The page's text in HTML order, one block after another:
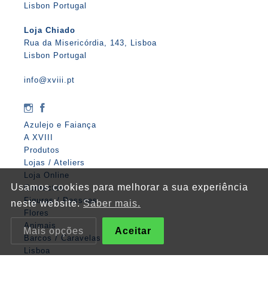
Lisbon Portugal
Loja Chiado
Rua da Misericórdia, 143, Lisboa
Lisbon Portugal
info@xviii.pt
Azulejo e Faiança
A XVIII
Produtos
Lojas / Ateliers
Loja Online
Contactos
Figuras / Pessoas
Flores
Animais
Barcos / Caravelas
Lisboa
Usamos cookies para melhorar a sua experiência
neste website.Saber mais.
Mais opções Aceitar